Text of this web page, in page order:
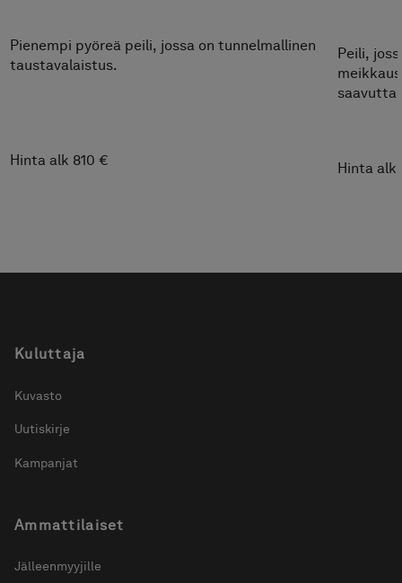
Pienempi pyöreä peili, jossa on tunnelmallinen
taustavalaistus.
Hinta alk 810 €
Peili,
Hinta alk
Kuluttaja
Kuvasto
Uutiskirje
Kampanjat
Ammattilaiset
Jälleenmyyjille